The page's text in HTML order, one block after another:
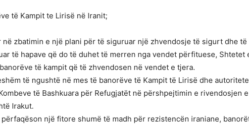
të Kampit te Lirisë në Iranit;
zbatimin e një plani për të siguruar një zhvendosje të sigurt dhe
të hapave që do të duhet të merren nga vendet përfituese, Shtetet
të kampit që të zhvendosen në vendet e tjera.
të ngushtë në mes të banorëve të Kampit të Lirisë dhe
të Bashkuara për Refugjatët në përshpejtimin e rivendosjen
Irakut.
një fitore shumë të madh për rezistencën iraniane,